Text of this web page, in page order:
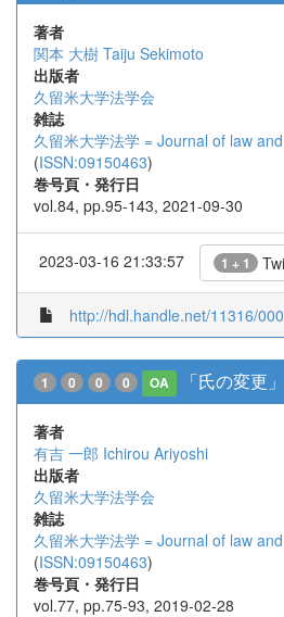
著者
関本 大樹 Taiju Sekimoto
出版者
久留米大学法学会
雑誌
久留米大学法学 = Journal of law
(ISSN:09150463)
巻号頁・発行日
vol.84, pp.95-143, 2021-09-30
2023-03-16 21:33:57 1 + 1
http://hdl.handle.net/11316/
1 0 0 0 OA 「氏の変更
著者
有吉 一郎 Ichirou Ariyoshi
出版者
久留米大学法学会
雑誌
久留米大学法学 = Journal of law
(ISSN:09150463)
巻号頁・発行日
vol.77, pp.75-93, 2019-02-28